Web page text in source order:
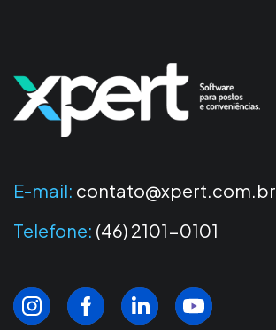
E-mail: contato@xpert.com.br
Telefone: (46) 2101-0101